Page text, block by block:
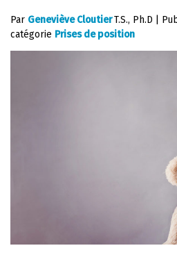
Par Geneviève CloutierT.S., Ph.D
catégorie Prises de position